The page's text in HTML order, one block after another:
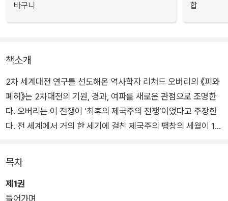
바구니 합
책소개
2차 세계대전 연구를 선도해온 역사학자 리처드 오버리의 《피와
폐허》는 2차대전의 기원, 경과, 여파를 새로운 관점으로 조명한
다. 오버리는 이 전쟁이 ‘최후의 제국주의 전쟁’이었다고 주장한
다. 전 세계에서 거의 한 세기에 걸친 제국주의 팽창의 세월이 19
망으로 절정에 달한 뒤, 인류 역사상 가장 규모가 크고 값비싼 전
쟁으로 빠져들었고, 1945년 이후 모든 영토제국의 종말로 이어
졌다는 것이다. 이러한 관점에서 그는 일본군이 만주사변을 일으
목차
제1권
들어가며